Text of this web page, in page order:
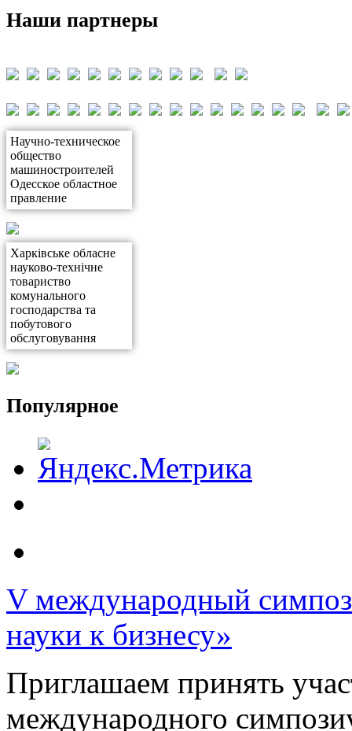
Наши партнеры
Научно-техническое
общество
машиностроителей
Одесское областное
правление
Харківське обласне
науково-технічне
товариство
комунального
господарства та
побутового
обслуговування
Популярное
V международный
науки к бизнесу»
Приглашаем принять
международного